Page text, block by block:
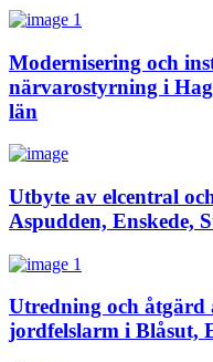
Modernisering och
närvarostyrning i
län
Utbyte av elcentral
Aspudden, Enskede,
Utredning och åtgärd
jordfelslarm i Blåsut,